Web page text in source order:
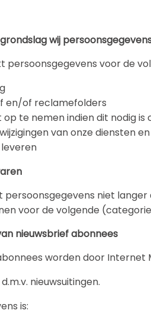
wij
voor de
en/of reclamefolders
te nemen indien dit nodig
van onze diensten
niet
voor de volgende
nieuwsbrief abonnees
worden door
nieuwsuitingen.
is: